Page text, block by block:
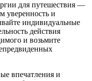
для путешествия —
уверенность и
индивидуальные
действия
и возьмите
впечатления и